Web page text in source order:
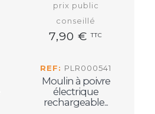
prix public
conseillé
7,90 €TTC
REF: PLR000541
Moulin à poivre
électrique
rechargeable...